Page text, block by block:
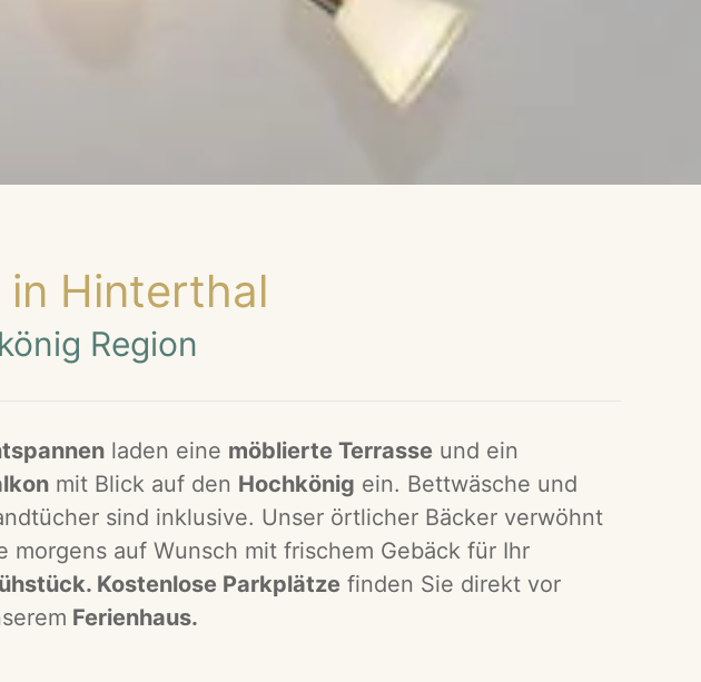
in Hinterthal
Region
laden eine möblierte Terrasse und ein
mit Blick auf den Hochkönig ein. Bettwäsche und
sind inklusive. Unser örtlicher Bäcker verwöhnt
morgens auf Wunsch mit frischem Gebäck für Ihr
Kostenlose Parkplätze finden Sie direkt vor
Ferienhaus.